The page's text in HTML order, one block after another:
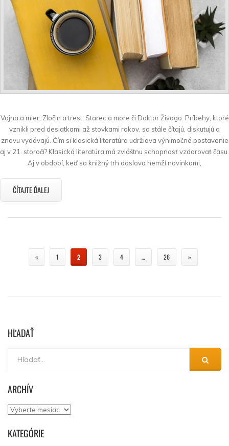
Vojna a mier, Zločin a trest, Starec a more či Doktor Živago. Príbehy, ktoré
vznikli pred desiatkami až stovkami rokov, sa stále čítajú, diskutujú a
znovu vydávajú. Čím si klasická literatúra udržiava výnimočné postavenie
aj v 21. storočí? Klasická literatúra má zvláštnu schopnosť vzdorovať času.
Aj v období, keď sa knižný trh doslova hemží novinkami,
ČÍTAJTE ĎALEJ
« 1 2 3 4 … 26 »
HĽADAŤ
ARCHÍV
Archív
KATEGÓRIE